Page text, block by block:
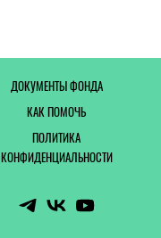
ДОКУМЕНТЫ ФОНДА
КАК ПОМОЧЬ
ПОЛИТИКА
КОНФИДЕНЦИАЛЬНОСТИ